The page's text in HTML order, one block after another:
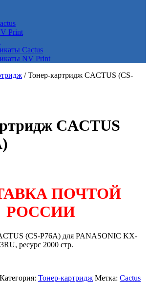
Print
Cactus
NV Print
/ Тонер-картридж CACTUS (CS-
CACTUS
ПОЧТОЙ
РОССИИ
(CS-P76A) для PANASONIC KX-
ресурс 2000 стр.
Категория: Тонер-картридж Метка: Cactus